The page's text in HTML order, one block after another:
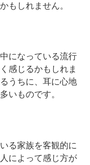
もしれません。
になっている流行
感じるかもしれま
うちに、耳に心地
いものです。
る家族を客観的に
によって感じ方が